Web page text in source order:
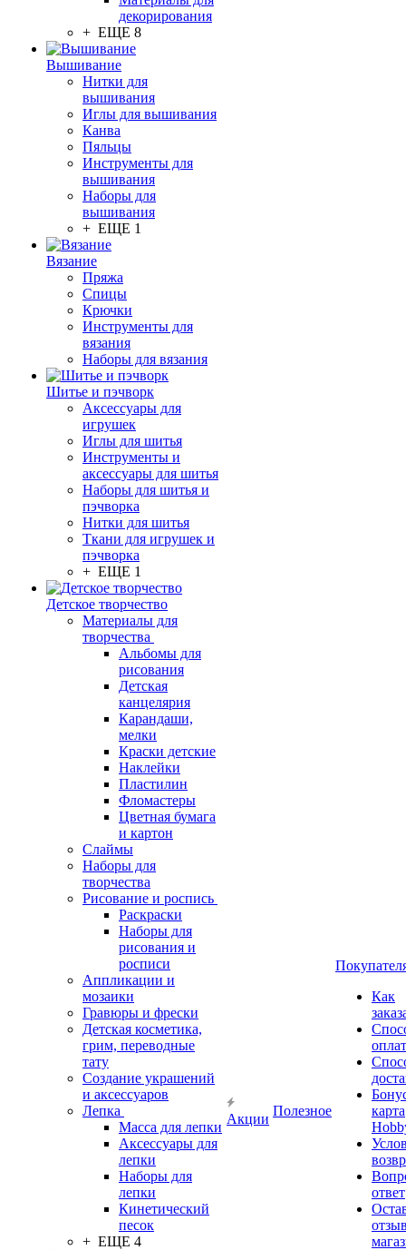
декорирования
+ ЕЩЕ 8
Вышивание
Нитки для
вышивания
Иглы для вышивания
Канва
Пяльцы
Инструменты для
вышивания
Наборы для
вышивания
+ ЕЩЕ 1
Вязание
Пряжа
Спицы
Крючки
Инструменты для
вязания
Наборы для вязания
Шитье и пэчворк
Аксессуары для
игрушек
Иглы для шитья
Инструменты и
аксессуары для шитья
Наборы для шитья и
пэчворка
Нитки для шитья
Ткани для игрушек и
пэчворка
+ ЕЩЕ 1
Детское творчество
Материалы для
творчества
Альбомы для
рисования
Детская
канцелярия
Карандаши,
мелки
Краски детские
Наклейки
Пластилин
Фломастеры
Цветная бумага
и картон
Слаймы
Наборы для
творчества
Рисование и роспись
Раскраски
Наборы для
рисования и
росписи
Аппликации и
мозаики
Гравюры и фрески
Детская косметика,
грим, переводные
тату
Создание украшений
и аксессуаров
Лепка
Масса для лепки
Аксессуары для
лепки
Наборы для
лепки
Кинетический
песок
+ ЕЩЕ 4
Акции
Полезное
Как
карта
ответ